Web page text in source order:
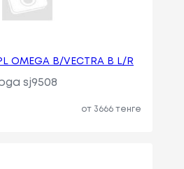
OMEGA B/VECTRA B L/R
bga sj9508
от 3666 тенге